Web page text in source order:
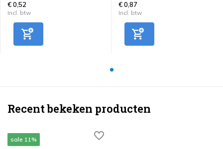
€ 0,52
Incl. btw
€ 0,87
Incl. btw
Recent bekeken producten
sale 11%